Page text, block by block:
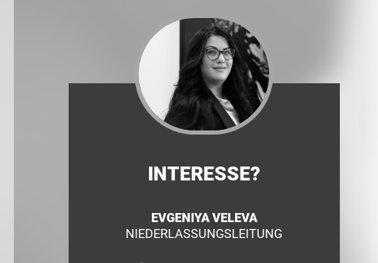
INTERESSE?
EVGENIYA VELEVA
NIEDERLASSUNGSLEITUNG